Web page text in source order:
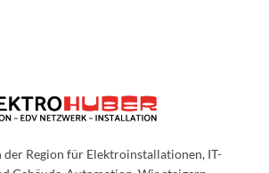
der Region für Elektroinstallationen, IT-